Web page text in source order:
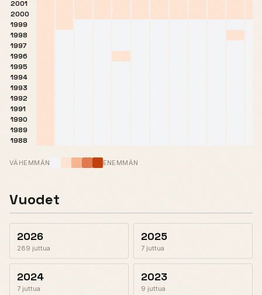
2001
2000
1999
1998
1997
1996
1995
1994
1993
1992
1991
1990
1989
1988
VÄHEMMÄN ENEMMÄN
Vuodet
2026
289 juttua
2025
7 juttua
2024
7 juttua
2023
9 juttua